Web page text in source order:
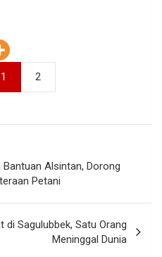
1 2
Alsintan, Dorong
Petani
di Sagulubbek, Satu Orang
Meninggal Dunia